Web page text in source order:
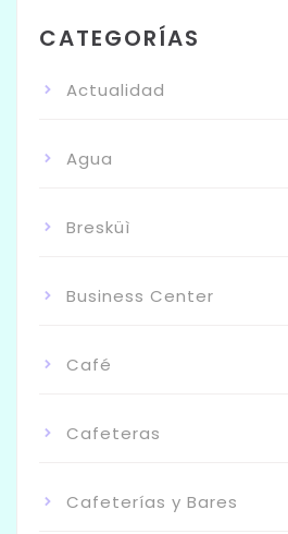
CATEGORÍAS
Actualidad
Agua
Bresküì
Business Center
Café
Cafeteras
Cafeterías y Bares